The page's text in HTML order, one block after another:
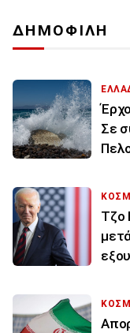
ΔΗΜΟΦΙΛΗ
Σε
Τζο